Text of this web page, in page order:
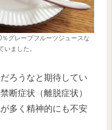
グレープフルーツジュースな
いました。
ろうなと期待してい
断症状（離脱症状）
多く精神的にも不安